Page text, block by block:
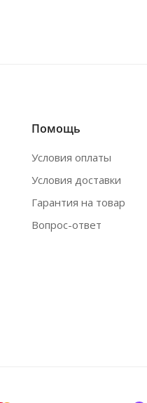
Помощь
Условия оплаты
Условия доставки
Гарантия на товар
Вопрос-ответ